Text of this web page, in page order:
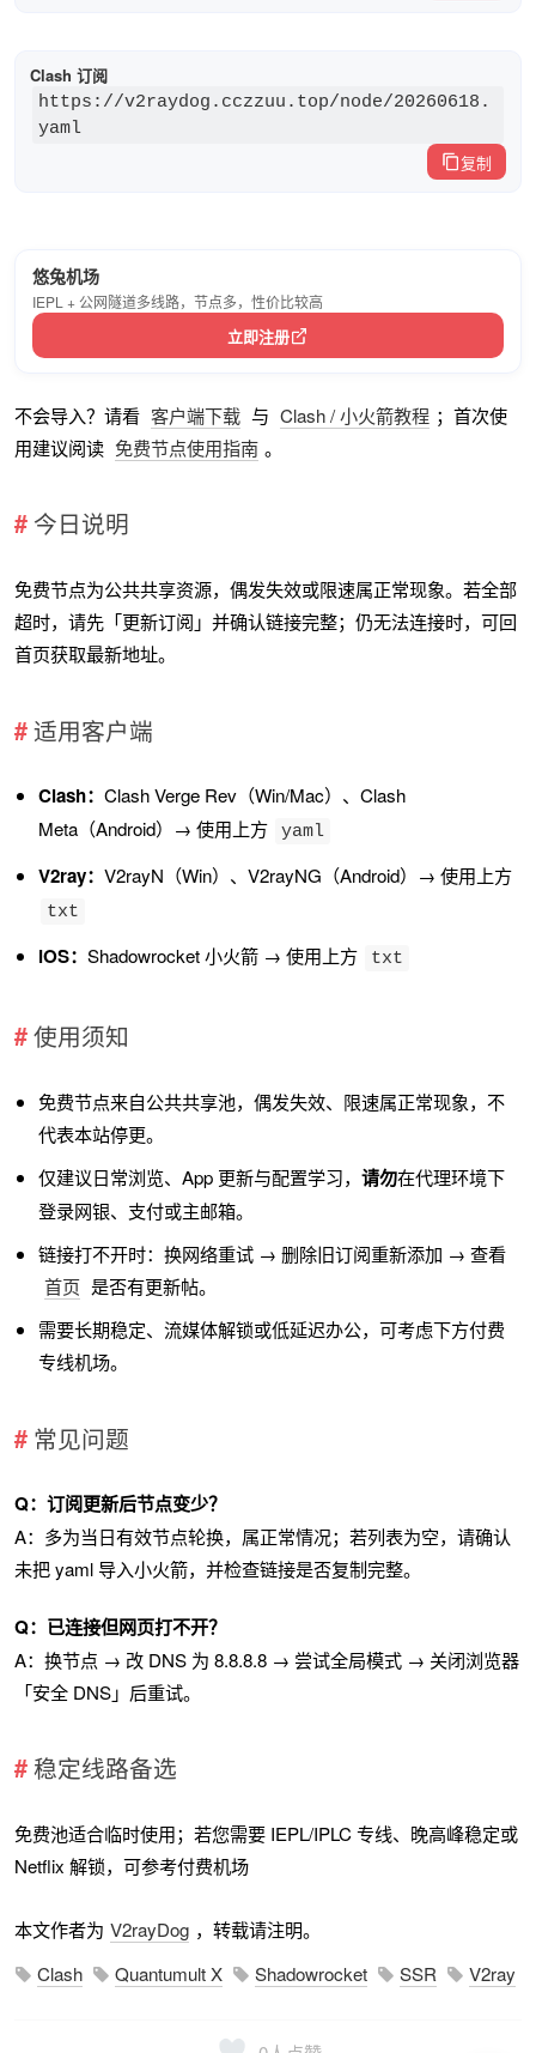
Clash 订阅
https://v2raydog.cczzuu.top/node/20260618.
yaml
复制
悠兔机场
IEPL + 公网隧道多线路，节点多，性价比较高
立即注册
不会导入？请看 客户端下载 与 Clash / 小火箭教程 ；首次使
用建议阅读 免费节点使用指南 。
今日说明
免费节点为公共共享资源，偶发失效或限速属正常现象。若全部
超时，请先「更新订阅」并确认链接完整；仍无法连接时，可回
首页获取最新地址。
适用客户端
Clash： Clash Verge Rev（Win/Mac）、Clash
Meta（Android）→ 使用上方
yaml
V2ray： V2rayN（Win）、V2rayNG（Android）→ 使用上方
txt
iOS： Shadowrocket 小火箭 → 使用上方 txt
使用须知
免费节点来自公共共享池，偶发失效、限速属正常现象，不
代表本站停更。
仅建议日常浏览、App 更新与配置学习， 请勿在代理环境下
登录网银、支付或主邮箱。
链接打不开时：换网络重试 → 删除旧订阅重新添加 → 查看
首页 是否有更新帖。
需要长期稳定、流媒体解锁或低延迟办公，可考虑下方付费
专线机场。
常见问题
Q：订阅更新后节点变少？
A：多为当日有效节点轮换，属正常情况；若列表为空，请确认
未把 yaml 导入小火箭，并检查链接是否复制完整。
Q：已连接但网页打不开？
A：换节点 → 改 DNS 为 8.8.8.8 → 尝试全局模式 → 关闭浏览器
「安全 DNS」后重试。
稳定线路备选
免费池适合临时使用；若您需要 IEPL/IPLC 专线、晚高峰稳定或
Netflix 解锁，可参考付费机场
本文作者为 V2rayDog ，转载请注明。
Clash
Quantumult X Shadowrocket SSR V2ray